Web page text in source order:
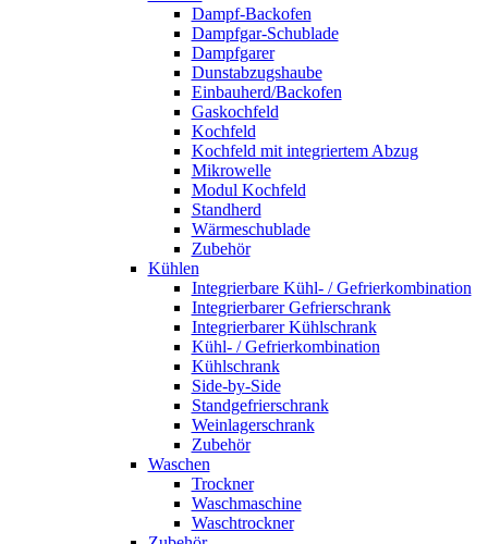
Dampf-Backofen
Dampfgar-Schublade
Dampfgarer
Dunstabzugshaube
Einbauherd/Backofen
Gaskochfeld
Kochfeld
Kochfeld mit integriertem Abzug
Mikrowelle
Modul Kochfeld
Standherd
Wärmeschublade
Zubehör
Kühlen
Integrierbare Kühl- / Gefrierkombination
Integrierbarer Gefrierschrank
Integrierbarer Kühlschrank
Kühl- / Gefrierkombination
Kühlschrank
Side-by-Side
Standgefrierschrank
Weinlagerschrank
Zubehör
Waschen
Trockner
Waschmaschine
Waschtrockner